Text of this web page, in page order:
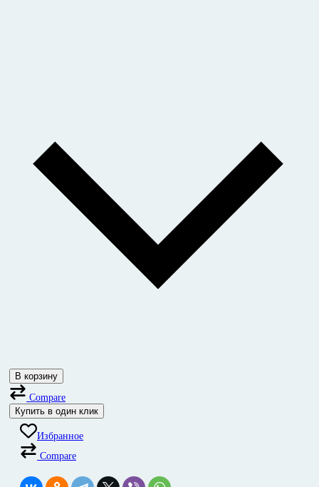
В корзину
Compare
Купить в один клик
Избранное
Compare